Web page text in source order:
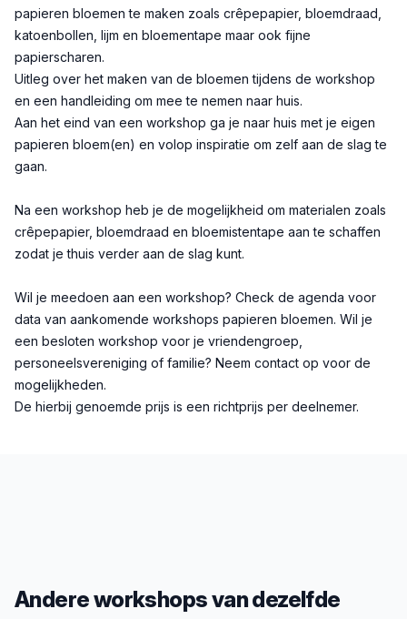
papieren bloemen te maken zoals crêpepapier, bloemdraad,
katoenbollen, lijm en bloementape maar ook fijne
papierscharen.
Uitleg over het maken van de bloemen tijdens de workshop
en een handleiding om mee te nemen naar huis.
Aan het eind van een workshop ga je naar huis met je eigen
papieren bloem(en) en volop inspiratie om zelf aan de slag te
gaan.
Na een workshop heb je de mogelijkheid om materialen zoals
crêpepapier, bloemdraad en bloemistentape aan te schaffen
zodat je thuis verder aan de slag kunt.
Wil je meedoen aan een workshop? Check de agenda voor
data van aankomende workshops papieren bloemen. Wil je
een besloten workshop voor je vriendengroep,
personeelsvereniging of familie? Neem contact op voor de
mogelijkheden.
De hierbij genoemde prijs is een richtprijs per deelnemer.
Andere workshops van dezelfde